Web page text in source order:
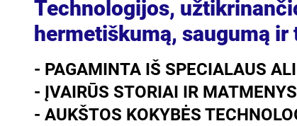
Technologijos,
hermetiškumą, saugumą ir
- PAGAMINTA IŠ SPECIALAUS
- ĮVAIRŪS STORIAI IR MATMENYS
- AUKŠTOS KOKYBĖS